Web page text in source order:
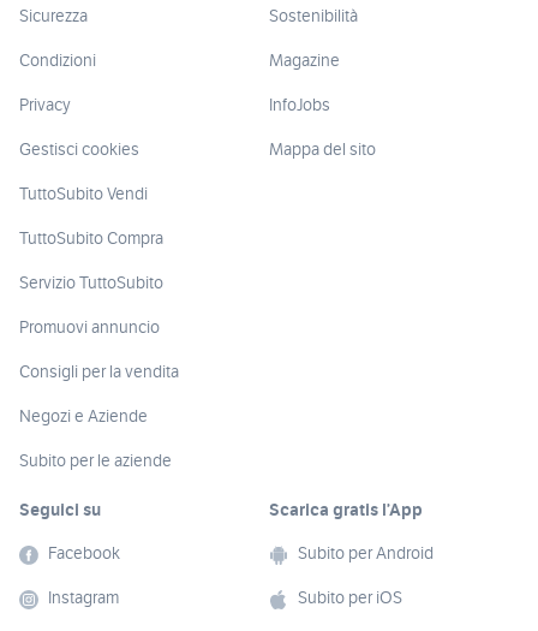
Sicurezza
Condizioni
Privacy
Gestisci cookies
TuttoSubito Vendi
TuttoSubito Compra
Servizio TuttoSubito
Promuovi annuncio
Consigli per la vendita
Negozi e Aziende
Subito per le aziende
Sostenibilità
Magazine
InfoJobs
Mappa del sito
Seguici su
Facebook
Instagram
Scarica gratis l’App
Subito per Android
Subito per iOS